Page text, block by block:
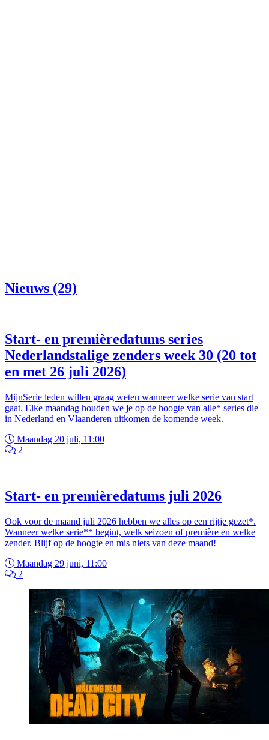
Nieuws (29)
Start- en premièredatums series
Nederlandstalige zenders week 30 (20 tot
en met 26 juli 2026)
MijnSerie leden willen graag weten wanneer welke serie van start
gaat. Elke maandag houden we je op de hoogte van alle* series die
in Nederland en Vlaanderen uitkomen de komende week.
Maandag 20 juli, 11:00
2
Start- en premièredatums juli 2026
Ook voor de maand juli 2026 hebben we alles op een rijtje gezet*.
Wanneer welke serie** begint, welk seizoen of première en welke
zender. Blijf op de hoogte en mis niets van deze maand!
Maandag 29 juni, 11:00
2